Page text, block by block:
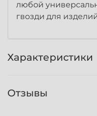
любой
гвозди для
Характеристики
Отзывы